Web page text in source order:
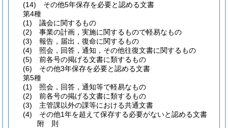
(14) その他5年保存を必要と認める文書
第4種
(1) 議会に関するもの
(2) 事業の計画，実施に関するもので軽易なもの
(3) 報告，届出，復命に関するもの
(4) 照会，回答，通知，その他往復文書に関するもの
(5) 前各号の掲げる文書に類するもの
(6) その他3年保存を必要と認める文書
第5種
(1) 照会，回答，通知等で軽易なもの
(2) 前各号の掲げる文書に類するもの
(3) 主管課以外の課等における共通文書
(4) その他1年を超えて保存する必要がないと認める文書
附 則